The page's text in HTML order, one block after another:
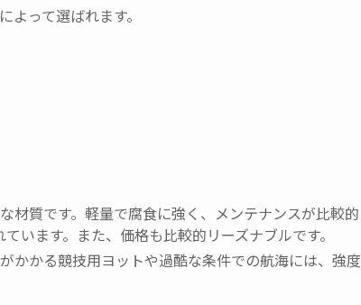
って選ばれます。
材質です。軽量で腐食に強く、メンテナンスが比較的
います。また、価格も比較的リーズナブルです。
かかる競技用ヨットや過酷な条件での航海には、強度